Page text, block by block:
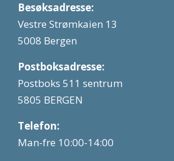
Besøksadresse:
Vestre Strømkaien 13
5008 Bergen
Postboksadresse:
Postboks 511 sentrum
5805 BERGEN
Telefon:
Man-fre 10:00-14:00